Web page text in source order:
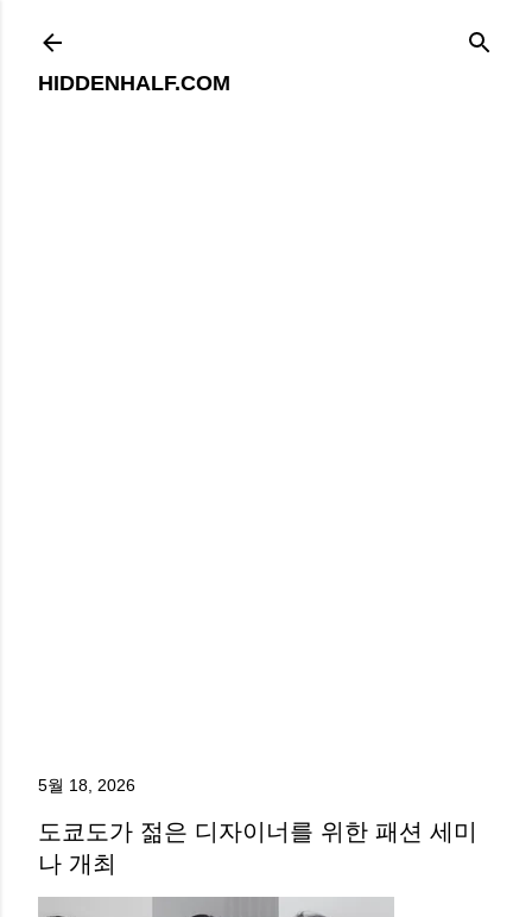
HIDDENHALF.COM
5월 18, 2026
도쿄도가 젊은 디자이너를 위한 패션 세미
나 개최